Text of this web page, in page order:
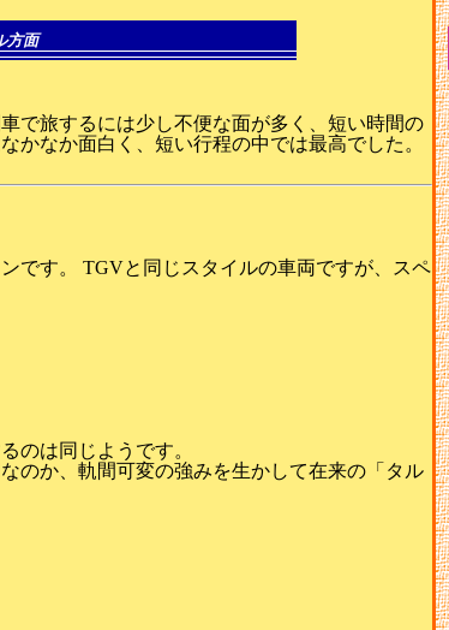
方面
で旅するには少し不便な面が多く、短い時間の
かなか面白く、短い行程の中では最高でした。
です。 TGVと同じスタイルの車両ですが、スペ
のは同じようです。
のか、軌間可変の強みを生かして在来の「タル